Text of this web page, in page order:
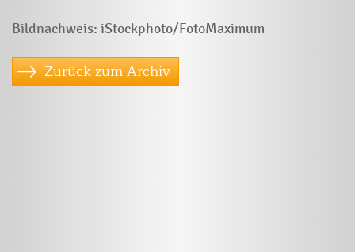
Bildnachweis: iStockphoto/FotoMaximum
Zurück zum Archiv